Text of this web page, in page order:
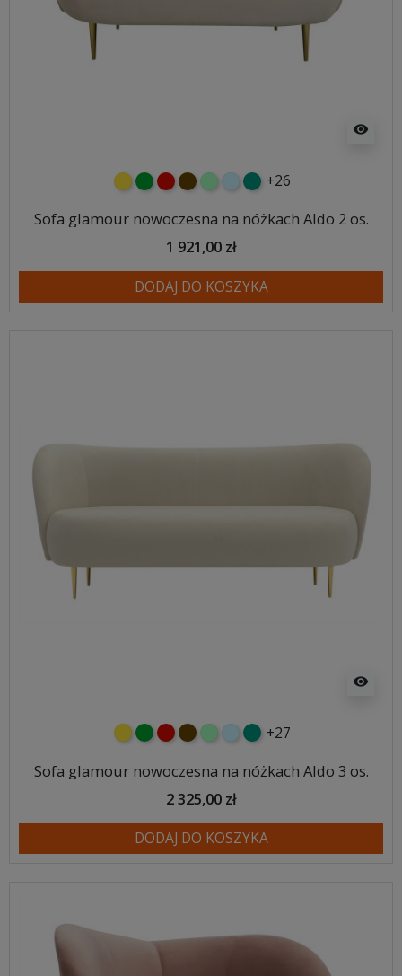
visibility
żółtyzielonyczerwony
czekoladowy
miętowybłękitny
turkusowy
+26
Sofa glamour nowoczesna na nóżkach Aldo 2 os.
1 921,00 zł
DODAJ DO KOSZYKA
visibility
żółtyzielonyczerwony
czekoladowy
miętowybłękitny
turkusowy
+27
Sofa glamour nowoczesna na nóżkach Aldo 3 os.
2 325,00 zł
DODAJ DO KOSZYKA